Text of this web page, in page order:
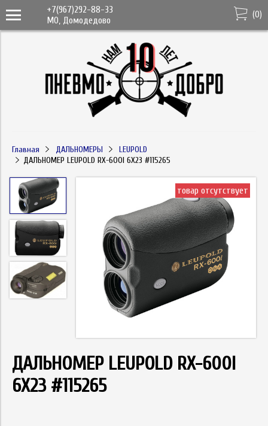
+7(967)292-88-33
МО, Домодедово
(0)
Главная ДАЛЬНОМЕРЫ
LEUPOLD
ДАЛЬНОМЕР LEUPOLD RX-600I 6X23 #115265
товар отсутствует
ДАЛЬНОМЕР LEUPOLD RX-600I
6X23 #115265